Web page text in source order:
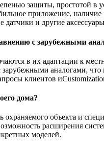
защиты, простотой в
приложение,
и другие
с зарубежными
в их адаптации к
аналогами,
клиентов
дома?
объекта и
расширения
моделей.